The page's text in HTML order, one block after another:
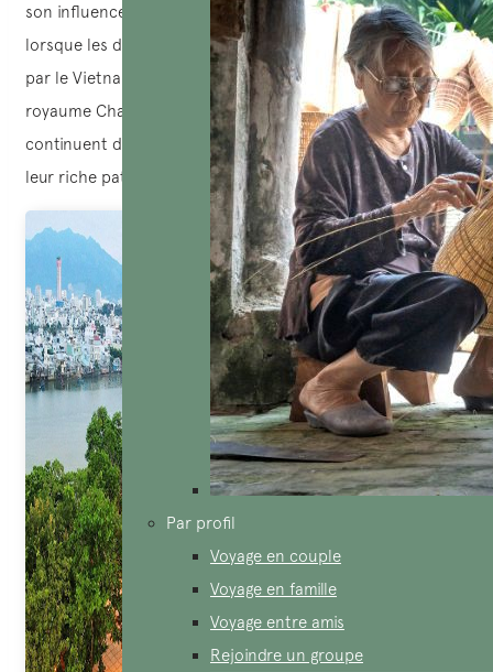
Par profil
Voyage en couple
Voyage en famille
Voyage entre amis
Rejoindre un groupe
son influence. Le coup de grâce est venu au XIXe siècle
lorsque les derniers vestiges du royaume ont été absorbés
par le Vietnam. Malgré sa disparition, l’héritage du
royaume Champa perdure à travers les Cham, qui
continuent de pratiquer leurs traditions et de préserver
leur riche patrimoine culturel.